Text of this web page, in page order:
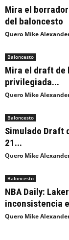
Mira el
del baloncesto
Quero Mike
Baloncesto
Mira el draft de
privilegiada...
Quero Mike
Baloncesto
Simulado Draft
21...
Quero Mike
Baloncesto
NBA Daily:
inconsistencia
Quero Mike